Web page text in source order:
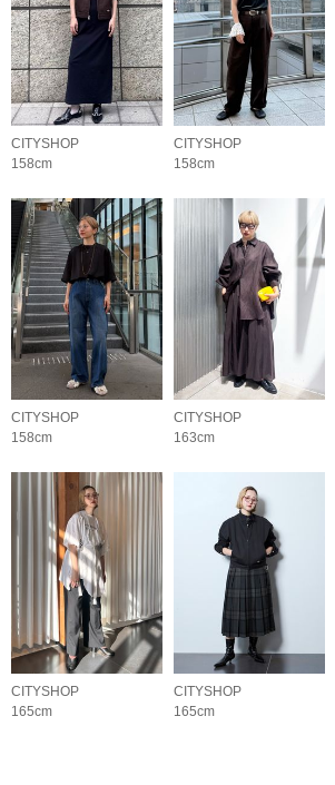
CITYSHOP
158cm
CITYSHOP
158cm
CITYSHOP
158cm
CITYSHOP
163cm
CITYSHOP
165cm
CITYSHOP
165cm